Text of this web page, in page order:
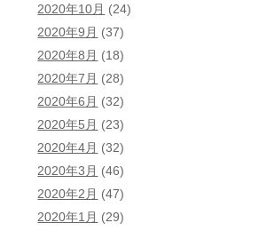
2020年10月 (24)
2020年9月 (37)
2020年8月 (18)
2020年7月 (28)
2020年6月 (32)
2020年5月 (23)
2020年4月 (32)
2020年3月 (46)
2020年2月 (47)
2020年1月 (29)